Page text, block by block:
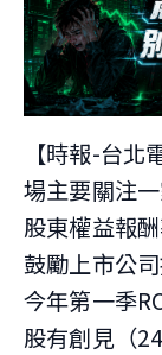
【時報-台
場主要關注
股東權益報
鼓勵上市公
今年第一季
股有創見（